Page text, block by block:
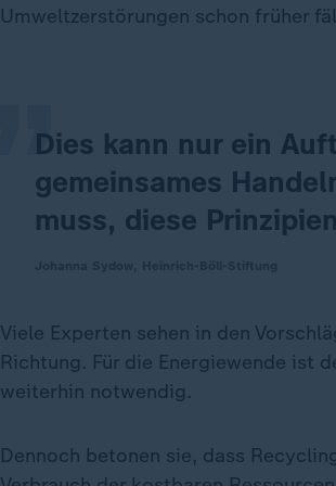
Umweltzerstörungen schon früher
Dies kann nur ein
gemeinsames
muss, diese
„
Viele Experten sehen in den
Richtung. Für die Energiewende ist
weiterhin notwendig.
Dennoch betonen sie, dass